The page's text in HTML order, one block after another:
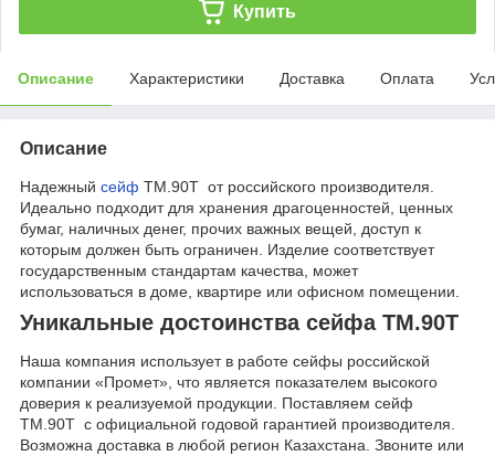
Купить
Описание Характеристики Доставка Оплата
Описание
Надежный сейф TM.90T от российского производителя.
Идеально подходит для хранения драгоценностей, ценных
бумаг, наличных денег, прочих важных вещей, доступ к
которым должен быть ограничен. Изделие соответствует
государственным стандартам качества, может
использоваться в доме, квартире или офисном помещении.
Уникальные достоинства сейфа TM.90T
Наша компания использует в работе сейфы российской
компании «Промет», что является показателем высокого
доверия к реализуемой продукции. Поставляем сейф
TM.90T с официальной годовой гарантией производителя.
Возможна доставка в любой регион Казахстана. Звоните или